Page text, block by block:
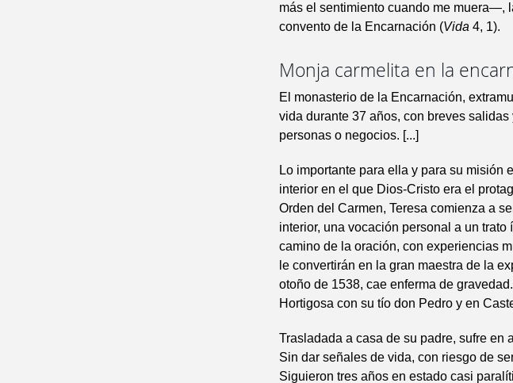
más el sentimiento cuando me muera—,
convento de la Encarnación (Vida 4, 1).
Monja carmelita en la
El monasterio de la Encarnación,
vida durante 37 años, con breves
personas o negocios. [...]
Lo importante para ella y para su misión
interior en el que Dios-Cristo era el
Orden del Carmen, Teresa comienza a
interior, una vocación personal a un
camino de la oración, con experiencias
le convertirán en la gran maestra de la
otoño de 1538, cae enferma de
Hortigosa con su tío don Pedro y en
Trasladada a casa de su padre, sufre en
Sin dar señales de vida, con riesgo de
Siguieron tres años en estado casi